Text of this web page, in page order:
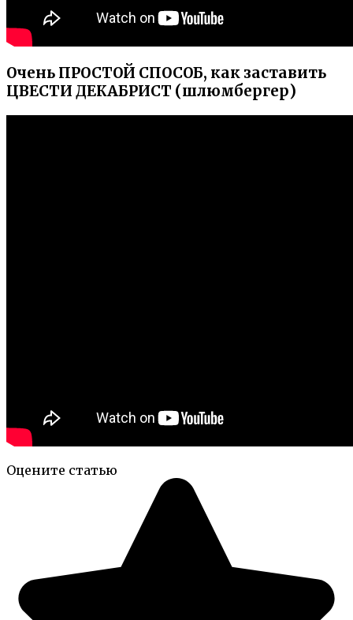
Очень ПРОСТОЙ СПОСОБ, как заставить
ЦВЕСТИ ДЕКАБРИСТ (шлюмбергер)
Оцените статью